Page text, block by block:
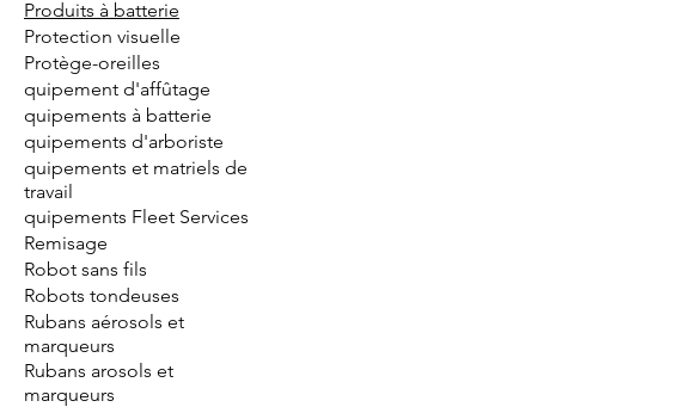
Produits à batterie
Protection visuelle
Protège-oreilles
quipement d'affûtage
quipements à batterie
quipements d'arboriste
quipements et matriels de
travail
quipements Fleet Services
Remisage
Robot sans fils
Robots tondeuses
Rubans aérosols et
marqueurs
Rubans arosols et
marqueurs